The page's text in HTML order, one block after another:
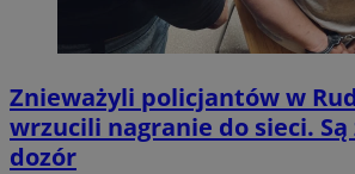
Znieważyli policjantów w
wrzucili nagranie do sieci.
dozór